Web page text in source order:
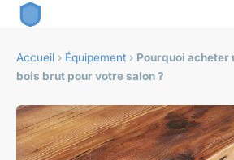
Accueil › Équipement › Pourquoi acheter
bois brut pour votre salon ?